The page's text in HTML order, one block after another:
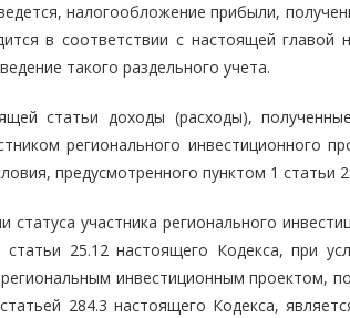
налогообложение прибыли,
в соответствии с настоящей
такого раздельного учета.
статьи доходы (расходы),
регионального инвестиционного
предусмотренного пунктом 1 статьи
статуса участника регионального
25.12 настоящего Кодекса, при
инвестиционным проектом,
284.3 настоящего Кодекса,